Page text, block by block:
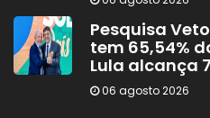
Pesquisa
tem 65,54%
Lula alcança
06 agosto 2026